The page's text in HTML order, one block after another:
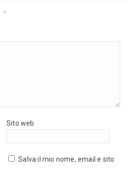
*
Sito web
Salva il mio nome, email e sito